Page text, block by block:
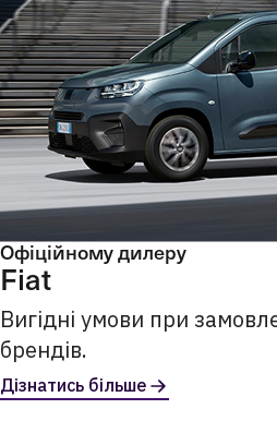
Офіційному дилеру
Fiat
Вигідні умови при
брендів.
Дізнатись більше